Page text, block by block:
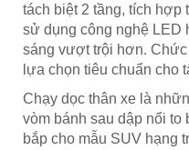
tách biệt 2 tầng, tích hợp
sử dụng công nghệ LED
sáng vượt trội hơn.
lựa chọn tiêu chuẩn cho
Chạy dọc thân xe là
vòm bánh sau dập nổi to
bắp cho mẫu SUV hạng